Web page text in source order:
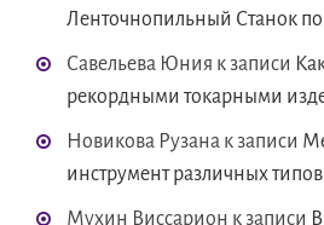
Ленточнопильный Станок
Савельева Юния к записи
рекордными токарными
Новикова Рузана к записи
инструмент различных типов
Мухин Виссарион к записи